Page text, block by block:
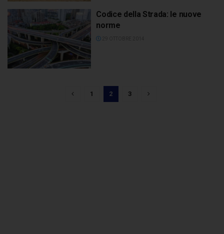
Codice della Strada: le nuove
norme
1 2 3